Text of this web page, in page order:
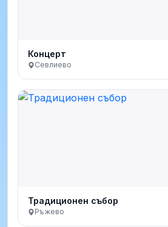
Концерт
Севлиево
Традиционен събор
Ръжево